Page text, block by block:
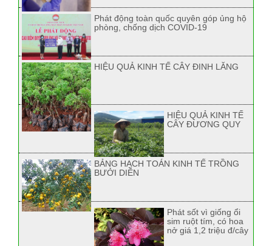
Phát động toàn quốc quyên góp ủng hộ
phòng, chống dịch COVID-19
HIỆU QUẢ KINH TẾ CÂY ĐINH LĂNG
HIỆU QUẢ KINH TẾ
CÂY ĐƯƠNG QUY
BẢNG HẠCH TOÁN KINH TẾ TRỒNG
BƯỞI DIỄN
Phát sốt vì giống ổi
sim ruột tím, có hoa
nở giá 1,2 triệu đ/cây